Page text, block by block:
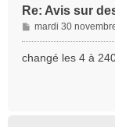
Re: Avis sur
M
e
s
mardi 30
changé les 4 à